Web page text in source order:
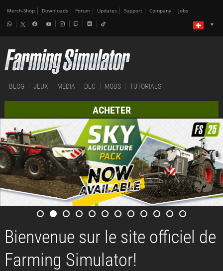
Merch-Shop Downloads Forum Updates Support Company Jobs
BLOG JEUX MEDIA DLC MODS TUTORIALS
ACHETER
Bienvenue sur le site officiel de
Farming Simulator!